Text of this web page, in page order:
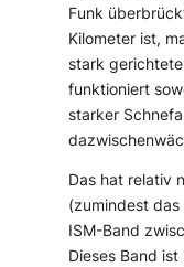
Funk
Kilometer ist,
stark
funktioniert
starker
Das hat relativ
(zumindest
ISM-Band
Dieses Band